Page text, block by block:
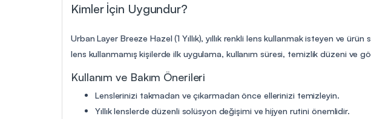
Kimler İçin Uygundur?
Urban Layer Breeze Hazel (1 Yıllık), yıllık renkli lens kullanmak isteyen ve
lens kullanmamış kişilerde ilk uygulama, kullanım süresi, temizlik düzeni ve
Kullanım ve Bakım Önerileri
Lenslerinizi takmadan ve çıkarmadan önce ellerinizi temizleyin.
Yıllık lenslerde düzenli solüsyon değişimi ve hijyen rutini önemlidir.